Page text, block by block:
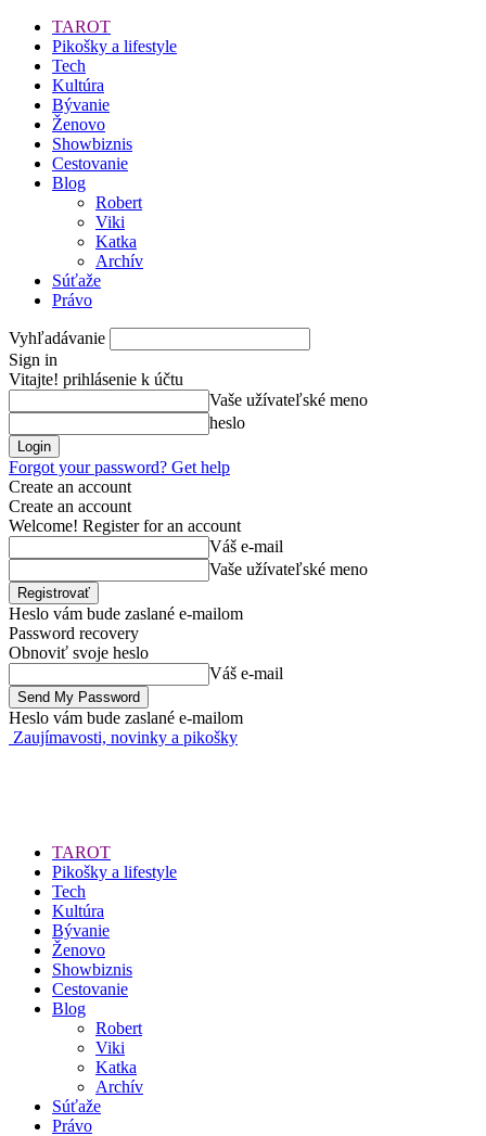
TAROT
Pikošky a lifestyle
Tech
Kultúra
Bývanie
Ženovo
Showbiznis
Cestovanie
Blog
Robert
Viki
Katka
Archív
Súťaže
Právo
Vyhľadávanie
Sign in
Vitajte! prihlásenie k účtu
Vaše užívateľské meno
heslo
Forgot your password? Get help
Create an account
Create an account
Welcome! Register for an account
Váš e-mail
Vaše užívateľské meno
Heslo vám bude zaslané e-mailom
Password recovery
Obnoviť svoje heslo
Váš e-mail
Heslo vám bude zaslané e-mailom
Zaujímavosti, novinky a pikošky
TAROT
Pikošky a lifestyle
Tech
Kultúra
Bývanie
Ženovo
Showbiznis
Cestovanie
Blog
Robert
Viki
Katka
Archív
Súťaže
Právo